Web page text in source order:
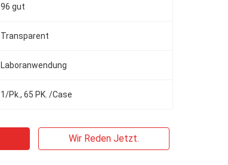
96 gut
Transparent
Laboranwendung
1/Pk., 65 PK. /Case
Wir Reden Jetzt.